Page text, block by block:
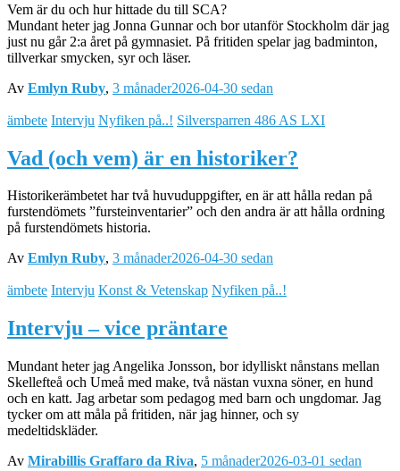
Vem är du och hur hittade du till SCA?
Mundant heter jag Jonna Gunnar och bor utanför Stockholm där jag
just nu går 2:a året på gymnasiet. På fritiden spelar jag badminton,
tillverkar smycken, syr och läser.
Av Emlyn Ruby, 3 månader2026-04-30 sedan
ämbete Intervju Nyfiken på..! Silversparren 486 AS LXI
Vad (och vem) är en historiker?
Historikerämbetet har två huvuduppgifter, en är att hålla redan på
furstendömets ”fursteinventarier” och den andra är att hålla ordning
på furstendömets historia.
Av Emlyn Ruby, 3 månader2026-04-30 sedan
ämbete Intervju Konst & Vetenskap Nyfiken på..!
Intervju – vice präntare
Mundant heter jag Angelika Jonsson, bor idylliskt nånstans mellan
Skellefteå och Umeå med make, två nästan vuxna söner, en hund
och en katt. Jag arbetar som pedagog med barn och ungdomar. Jag
tycker om att måla på fritiden, när jag hinner, och sy
medeltidskläder.
Av Mirabillis Graffaro da Riva, 5 månader2026-03-01 sedan